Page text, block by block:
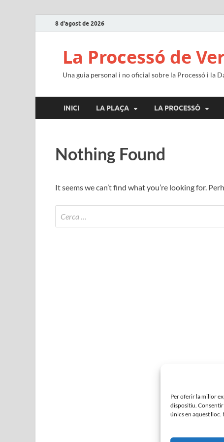
Per oferir la millor
dispositiu.
únics en aquest
8 d'agost de 2026
La Processó de
Una guia personal i no oficial sobre la Processó i la
INICI LA PLAÇA LA PROCESSÓ
Nothing Found
It seems we can’t find what you’re looking for.